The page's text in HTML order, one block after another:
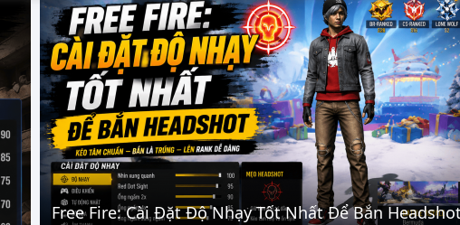
Free Fire: Cài Đặt Độ Nhạy Tốt Nhất Để Bắn